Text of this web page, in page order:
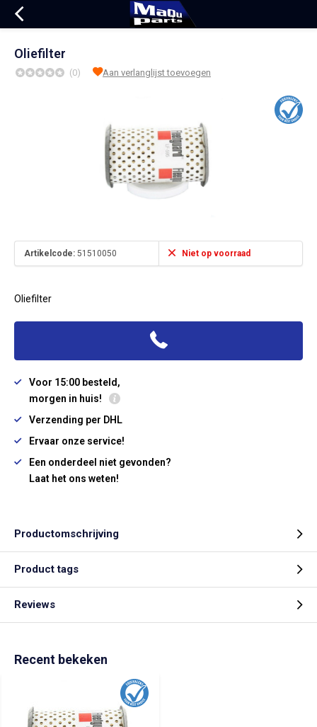
Oliefilter
(0) Aan verlanglijst toevoegen
Artikelcode: 51510050 Niet op voorraad
Oliefilter
Voor 15:00 besteld,
morgen in huis!
Verzending per DHL
Ervaar onze service!
Een onderdeel niet gevonden?
Laat het ons weten!
Productomschrijving
Product tags
Reviews
Recent bekeken